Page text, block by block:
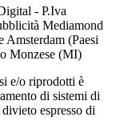
- P.Iva
Mediamond
(Paesi
Monzese (MI)
e/o riprodotti è
di sistemi di
espresso di